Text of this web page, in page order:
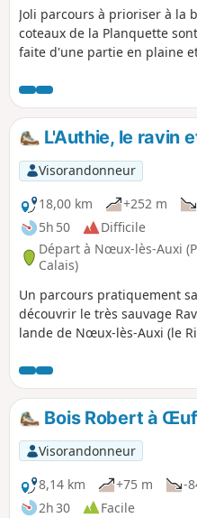
Joli parcours à prioriser à la
coteaux de la Planquette
faite d'une partie en plaine
intéressant.
L'Authie, le ravin
Visorandonneur
18,00 km
+252 m
5h 50
Difficile
Départ à Nœux-lès-Auxi
Calais)
Un parcours pratiquement
découvrir le très sauvage
lande de Nœux-lès-Auxi (le
printemps de très belles
cueillir ! Ce circuit reprend
"Sentier de l'Étoile" dont on
pas de descriptif. En outre
(peut-être même disparu en
près du grillage à droite
parcours, je vous conseille
trouve les liens dans le
Bois Robert à
Visorandonneur
8,14 km
+75 m
-
2h 30
Facile